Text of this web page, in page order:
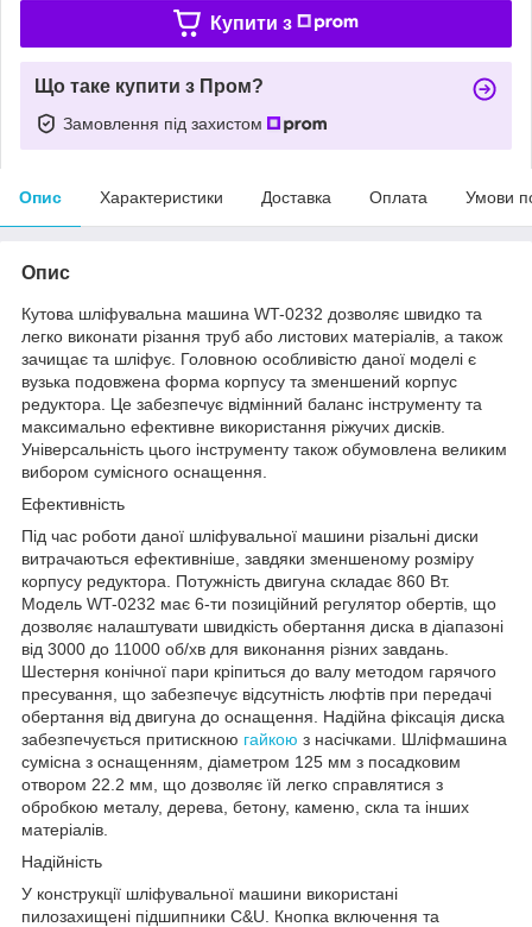
Купити з
Що таке купити з Пром?
Замовлення під захистом
Опис Характеристики Доставка Оплата Умови
Опис
Кутова шліфувальна машина WT-0232 дозволяє швидко та
легко виконати різання труб або листових матеріалів, а також
зачищає та шліфує. Головною особливістю даної моделі є
вузька подовжена форма корпусу та зменшений корпус
редуктора. Це забезпечує відмінний баланс інструменту та
максимально ефективне використання ріжучих дисків.
Універсальність цього інструменту також обумовлена великим
вибором сумісного оснащення.
Ефективність
Під час роботи даної шліфувальної машини різальні диски
витрачаються ефективніше, завдяки зменшеному розміру
корпусу редуктора. Потужність двигуна складає 860 Вт.
Модель WT-0232 має 6-ти позиційний регулятор обертів, що
дозволяє налаштувати швидкість обертання диска в діапазоні
від 3000 до 11000 об/хв для виконання різних завдань.
Шестерня конічної пари кріпиться до валу методом гарячого
пресування, що забезпечує відсутність люфтів при передачі
обертання від двигуна до оснащення. Надійна фіксація диска
забезпечується притискною гайкою з насічками. Шліфмашина
сумісна з оснащенням, діаметром 125 мм з посадковим
отвором 22.2 мм, що дозволяє їй легко справлятися з
обробкою металу, дерева, бетону, каменю, скла та інших
матеріалів.
Надійність
У конструкції шліфувальної машини використані
пилозахищені підшипники C&U. Кнопка включення та